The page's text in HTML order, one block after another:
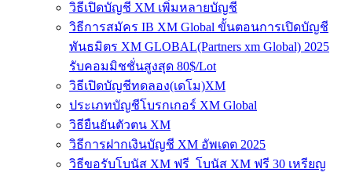
วิธีเปิดบัญชี XM เพิ่มหลายบัญชี
วิธีการสมัคร IB XM Global ขั้นตอนการเปิดบัญชี
พันธมิตร XM GLOBAL(Partners xm Global) 2025
รับคอมมิชชั่นสูงสุด 80$/Lot
วิธีเปิดบัญชีทดลอง(เดโม)XM
ประเภทบัญชีโบรกเกอร์ XM Global
วิธียืนยันตัวตน XM
วิธีการฝากเงินบัญชี XM อัพเดต 2025
วิธีขอรับโบนัส XM ฟรี โบนัส XM ฟรี 30 เหรียญ